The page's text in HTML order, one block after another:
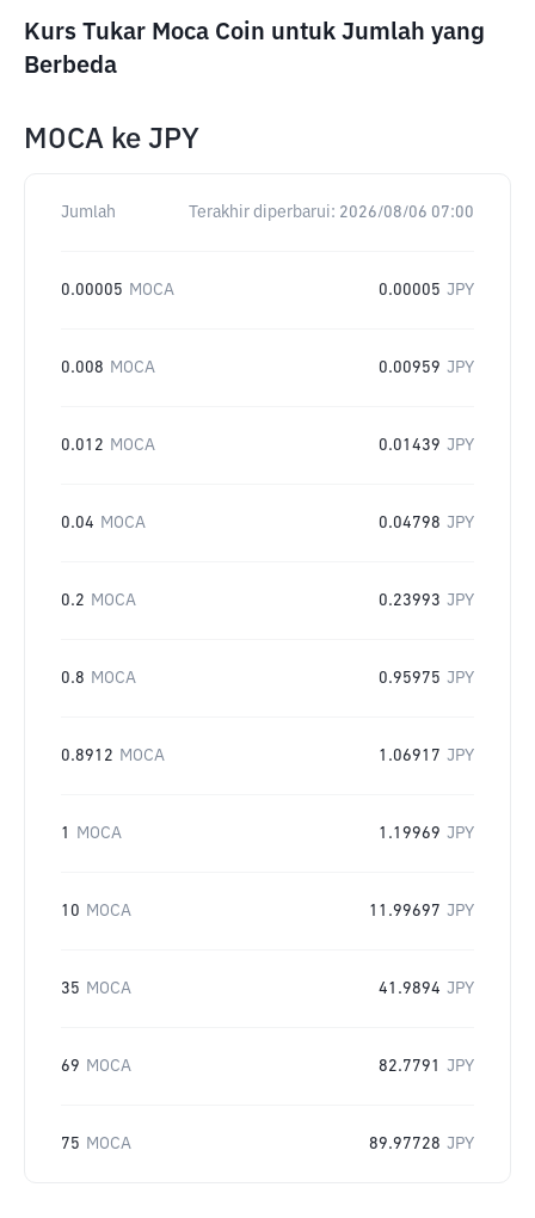
Kurs Tukar Moca Coin untuk Jumlah yang
Berbeda
MOCA ke JPY
Jumlah Terakhir diperbarui: 2026/08/06 07:00
0.00005 MOCA 0.00005 JPY
0.008 MOCA 0.00959 JPY
0.012 MOCA 0.01439 JPY
0.04 MOCA 0.04798 JPY
0.2 MOCA 0.23993 JPY
0.8 MOCA 0.95975 JPY
0.8912 MOCA 1.06917 JPY
1 MOCA 1.19969 JPY
10 MOCA 11.99697 JPY
35 MOCA 41.9894 JPY
69 MOCA 82.7791 JPY
75 MOCA 89.97728 JPY